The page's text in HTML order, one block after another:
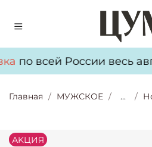
по всей России весь
Главная МУЖСКОЕ ...
АKЦИЯ